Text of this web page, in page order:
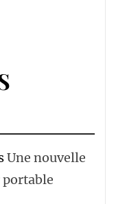
Une nouvelle